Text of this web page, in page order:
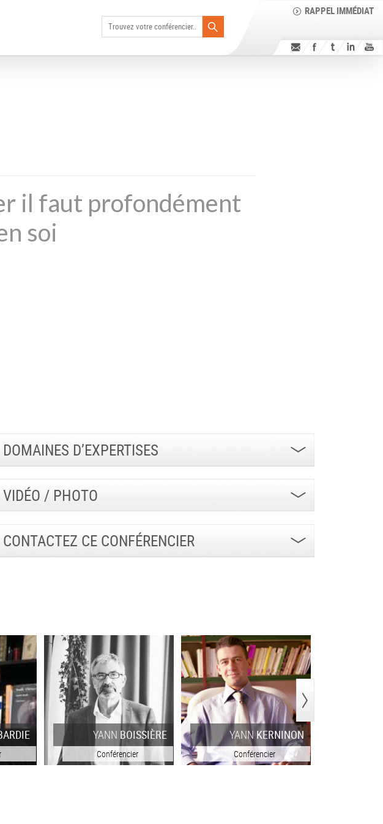
RAPPEL IMMÉDIAT
il faut profondément
soi
DOMAINES D’EXPERTISES
VIDÉO / PHOTO
CONTACTEZ CE CONFÉRENCIER
YANNBOISSIÈRE
Conférencier
YANNKERNINON
Conférencier
>